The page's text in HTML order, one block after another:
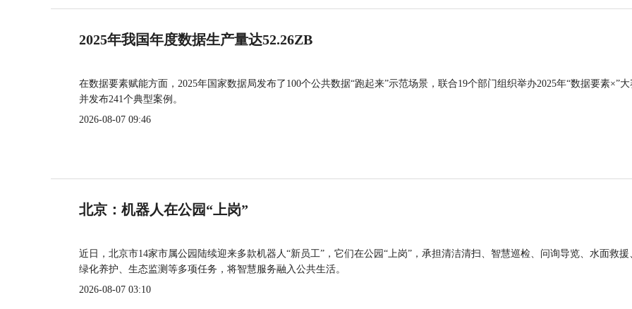
2025年我国年度数据生产量达52.26ZB
在数据要素赋能方面，2025年国家数据局发布了100个公共数据“跑起来”示范场景，联合19个部门组织举办2025年“数据要素×”大
并发布241个典型案例。
2026-08-07 09:46
北京：机器人在公园“上岗”
近日，北京市14家市属公园陆续迎来多款机器人“新员工”，它们在公园“上岗”，承担清洁清扫、智慧巡检、问询导览、水面救援
绿化养护、生态监测等多项任务，将智慧服务融入公共生活。
2026-08-07 03:10